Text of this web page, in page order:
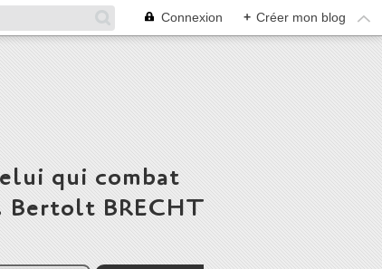
Connexion + Créer mon blog
qui combat
Bertolt BRECHT